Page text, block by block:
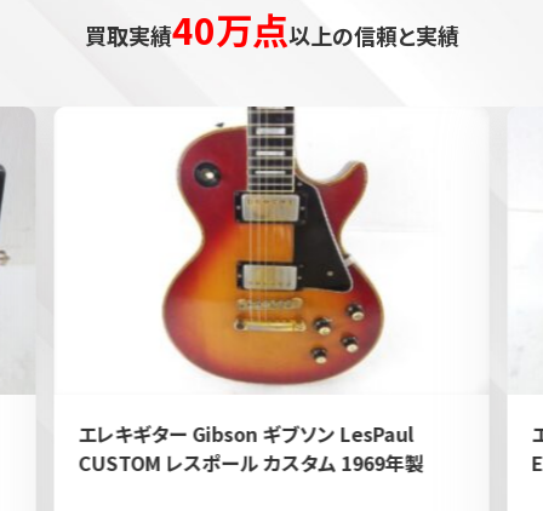
買取実績40万点以上の信頼と実績
エレキギター Gibson ギブソン LesPaul
CUSTOM レスポール カスタム 1969年製